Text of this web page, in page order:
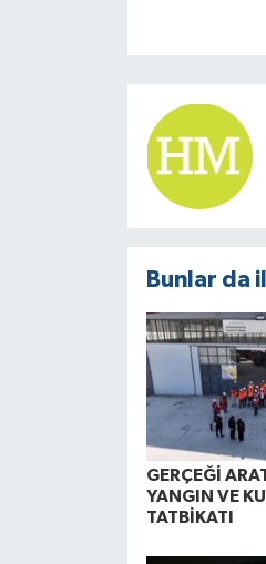
Bunlar da
GERÇEĞİ
YANGIN VE
TATBİKATI